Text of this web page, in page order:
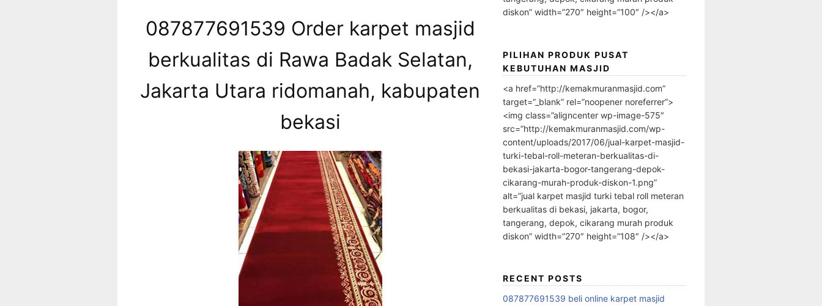
087877691539 Order karpet masjid
berkualitas di Rawa Badak Selatan,
Jakarta Utara ridomanah, kabupaten
bekasi
diskon” width=”270″ height=”100″ /></a>
PILIHAN PRODUK PUSAT
KEBUTUHAN MASJID
<a href=”http://kemakmuranmasjid.com”
target=”_blank” rel=”noopener noreferrer”>
<img class=”aligncenter wp-image-575″
src=”http://kemakmuranmasjid.com/wp-
content/uploads/2017/06/jual-karpet-masjid-
turki-tebal-roll-meteran-berkualitas-di-
bekasi-jakarta-bogor-tangerang-depok-
cikarang-murah-produk-diskon-1.png”
alt=”jual karpet masjid turki tebal roll meteran
berkualitas di bekasi, jakarta, bogor,
tangerang, depok, cikarang murah produk
diskon” width=”270″ height=”108″ /></a>
RECENT POSTS
087877691539 beli online karpet masjid